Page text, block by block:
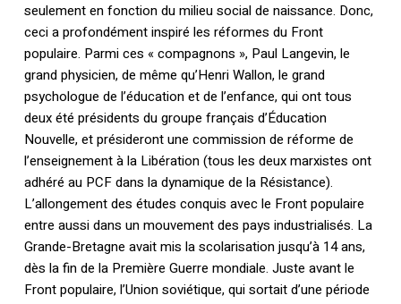
seulement en fonction du milieu social de naissance. Donc,
ceci a profondément inspiré les réformes du Front
populaire. Parmi ces « compagnons », Paul Langevin, le
grand physicien, de même qu’Henri Wallon, le grand
psychologue de l’éducation et de l’enfance, qui ont tous
deux été présidents du groupe français d’Éducation
Nouvelle, et présideront une commission de réforme de
l’enseignement à la Libération (tous les deux marxistes ont
adhéré au PCF dans la dynamique de la Résistance).
L’allongement des études conquis avec le Front populaire
entre aussi dans un mouvement des pays industrialisés. La
Grande-Bretagne avait mis la scolarisation jusqu’à 14 ans,
dès la fin de la Première Guerre mondiale. Juste avant le
Front populaire, l’Union soviétique, qui sortait d’une période